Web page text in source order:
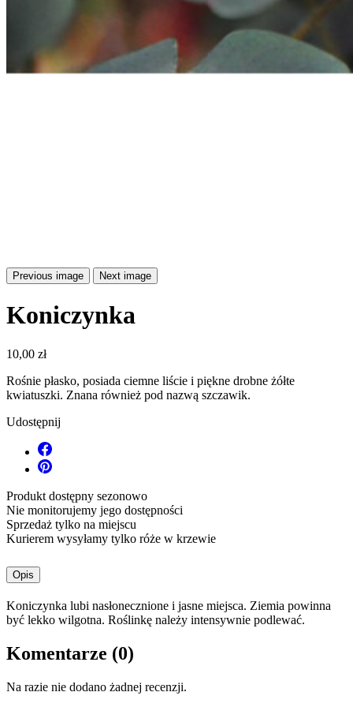
Previous image Next image
Koniczynka
10,00 zł
Rośnie płasko, posiada ciemne liście i piękne drobne żółte
kwiatuszki. Znana również pod nazwą szczawik.
Udostępnij
Produkt dostępny sezonowo
Nie monitorujemy jego dostępności
Sprzedaż tylko na miejscu
Kurierem wysyłamy tylko róże w krzewie
Opis
Koniczynka lubi nasłonecznione i jasne miejsca. Ziemia powinna
być lekko wilgotna. Roślinkę należy intensywnie podlewać.
Komentarze (0)
Na razie nie dodano żadnej recenzji.